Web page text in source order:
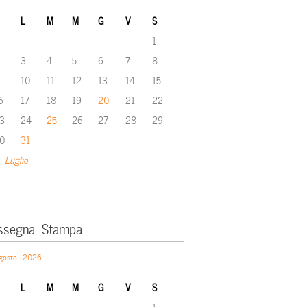
L M M G V S
Luglio
1
3 4 5 6 7
8
10 11 12 13 14
15
17 18 19 20 21
22
24 25 26 27 28
29
31
Stampa
2026
L M M G V S